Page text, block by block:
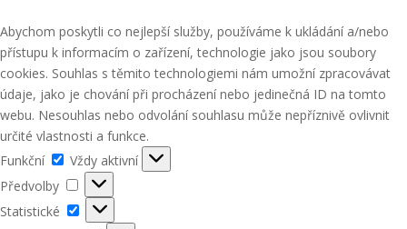
Abychom poskytli co nejlepší služby, používáme k ukládání a/nebo
přístupu k informacím o zařízení, technologie jako jsou soubory
cookies. Souhlas s těmito technologiemi nám umožní zpracovávat
údaje, jako je chování při procházení nebo jedinečná ID na tomto
webu. Nesouhlas nebo odvolání souhlasu může nepříznivě ovlivnit
určité vlastnosti a funkce.
Funkční
Funkční
Vždy aktivní
Předvolby
Předvolby
Statistické
Statistické